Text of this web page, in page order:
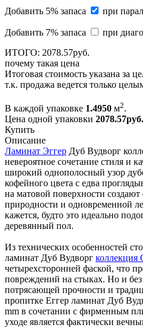
Добавить 5% запаса при
Добавить 7% запаса
при
ИТОГО: 2078.57руб.
почему такая цена
Итоговая стоимость указана за
т.к. продажа ведется только
В каждой упаковке 1.4950 м2.
Цена одной упаковки 2078.57руб.
Купить
Описание
Ламинат Эггер Дуб Вудворг
невероятное сочетание стиля и
широкий однополосный узор
кофейного цвета с едва
на матовой поверхности
природности и одновременной
кажется, будто это идеально
деревянный пол.
Из технических особенностей
ламинат Дуб Вудворг коллекция
четырехсторонней фаской, что
повреждений на стыках. Но и без
потрясающей прочности и
пропитке Еггер ламинат Дуб
mm в сочетании с фирменным
уходе является фактически